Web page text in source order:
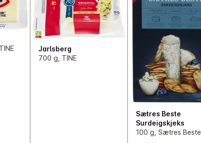
Jarlsberg
700 g, TINE
Sætres Beste
Surdeigskjeks
100 g, Sætres Beste